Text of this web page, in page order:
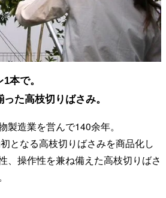
本で。
た高枝切りばさみ。
製造業を営んで140余年。
となる高枝切りばさみを商品化し
、操作性を兼ね備えた高枝切りばさ